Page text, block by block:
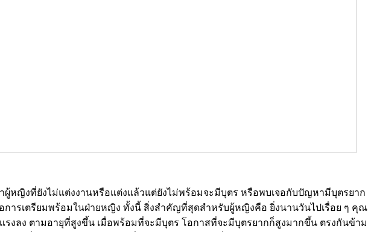
หญิงที่ยังไม่แต่งงานหรือแต่งแล้วแต่ยังไม่พร้อมจะมีบุตร หรือพบเจอกับปัญหามีบุตรยาก
อการเตรียมพร้อมในฝ่ายหญิง ทั้งนี้ สิ่งสำคัญที่สุดสำหรับผู้หญิงคือ ยิ่งนานวันไปเรื่อย ๆ
งลง ตามอายุที่สูงขึ้น เมื่อพร้อมที่จะมีบุตร โอกาสที่จะมีบุตรยากก็สูงมากขึ้น ตรงกันข้า